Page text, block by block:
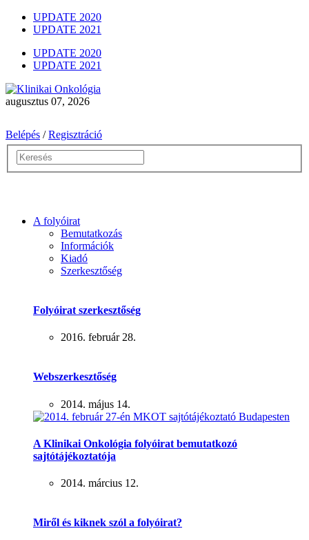
UPDATE 2020
UPDATE 2021
UPDATE 2020
UPDATE 2021
augusztus 07, 2026
Belépés / Regisztráció
A folyóirat
Bemutatkozás
Információk
Kiadó
Szerkesztőség
Folyóirat szerkesztőség
2016. február 28.
Webszerkesztőség
2014. május 14.
A Klinikai Onkológia folyóirat bemutatkozó
sajtótájékoztatója
2014. március 12.
Miről és kiknek szól a folyóirat?